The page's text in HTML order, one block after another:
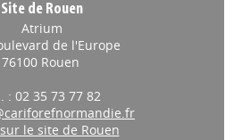
Site de Rouen
Atrium
de l'Europe
76100 Rouen
: 02 35 73 77 82
le site de Rouen